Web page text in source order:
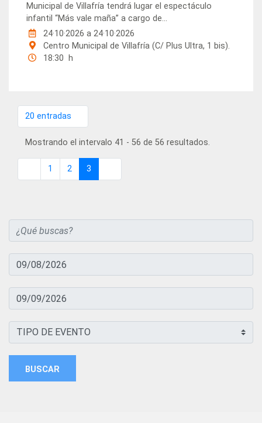
Municipal de Villafría tendrá lugar el espectáculo
infantil “Más vale maña” a cargo de...
24·10·2026a24·10·2026
Centro Municipal de Villafría (C/ Plus Ultra, 1 bis).
18:30 h
20 entradasPor página
Mostrando el intervalo 41 - 56 de 56 resultados.
Página
1 Página
2 Página
3
BUSCAR